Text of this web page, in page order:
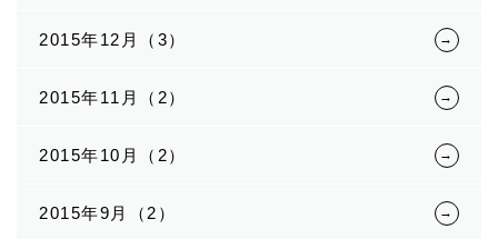
2015年12月（3）
2015年11月（2）
2015年10月（2）
2015年9月（2）